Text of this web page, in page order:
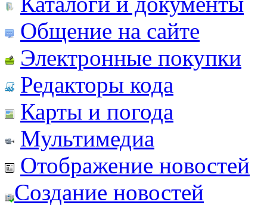
Общение на сайте
Электронные покупки
Редакторы кода
Карты и погода
Мультимедиа
Отображение новостей
Создание новостей